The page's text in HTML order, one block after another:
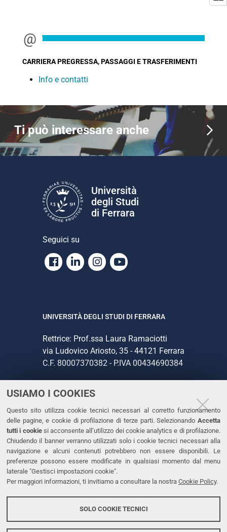
USIAMO I COOKIES
Questo sito utilizza cookie tecnici necessari al corretto funzionamento
delle pagine, e cookie di profilazione di terze parti. Selezionando Accetta
tutti i cookiesi acconsente all’utilizzo dei cookie analytics e di profilazione.
Chiudendo il banner verranno utilizzati solo i cookie tecnici necessari alla
navigazione e alcuni contenuti potrebbero non essere disponibili. Le
preferenze possono essere modificate in qualsiasi momento dal menu
laterale "Gestisci impostazioni cookie".
Per maggiori informazioni, ti invitiamo a consultare la nostra Cookie Policy.
SOLO COOKIE TECNICI
CARRIERA PREGRESSA, PASSAGGI E TRASFERIMENTI
Info e contatti
Ti può interessare anche
Università
degli Studi
di Ferrara
Seguici su
Facebook
LinkedinInstagram
Youtube
UNIVERSITÀ DEGLI STUDI DI FERRARA
Rettrice: Prof.ssa Laura Ramaciotti
via Ludovico Ariosto, 35 - 44121 Ferrara
C.F. 80007370382 - P.IVA 00434690384
CONTATTI
Tel. +39 0532 293111
Fax. +39 0532 293031
PEC
LINKS
Dichiarazione di accessibilità
Protezione dati personali